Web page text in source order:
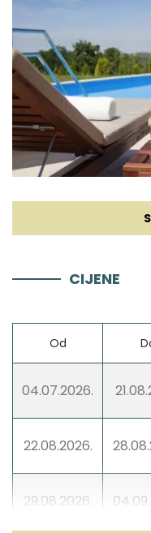
Blender
Dnevna soba
Kauč
Zabava
Stolni nogomet
Pikado
CIJENE
Od
04.07.2026.
22.08.2026.
29.08.2026.